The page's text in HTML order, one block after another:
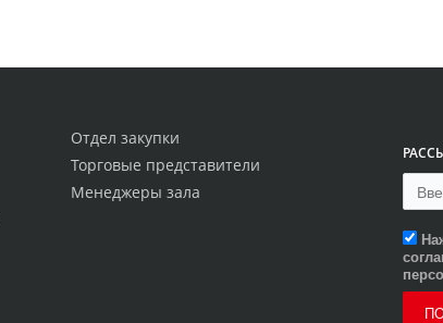
Отдел закупки
Торговые представители
Менеджеры зала